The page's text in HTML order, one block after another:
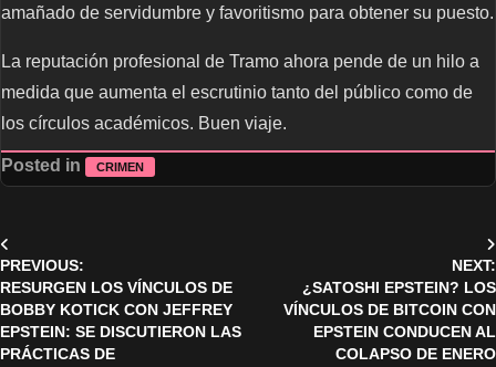
amañado de servidumbre y favoritismo para obtener su puesto.
La reputación profesional de Tramo ahora pende de un hilo a
medida que aumenta el escrutinio tanto del público como de
los círculos académicos. Buen viaje.
Posted in CRIMEN
Post
navigation
PREVIOUS:
RESURGEN LOS VÍNCULOS DE
BOBBY KOTICK CON JEFFREY
EPSTEIN: SE DISCUTIERON LAS
PRÁCTICAS DE
NEXT:
¿SATOSHI EPSTEIN? LOS
VÍNCULOS DE BITCOIN CON
EPSTEIN CONDUCEN AL
COLAPSO DE ENERO